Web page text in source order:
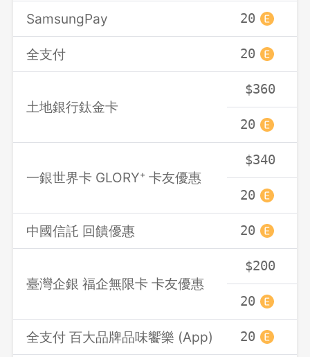
SamsungPay 20
全支付 20
土地銀行鈦金卡
$360
20
一銀世界卡 GLORY⁺ 卡友優惠
$340
20
中國信託 回饋優惠 20
臺灣企銀 福企無限卡 卡友優惠
$200
20
全支付 百大品牌品味饗樂 (App) 20
先不要 確認